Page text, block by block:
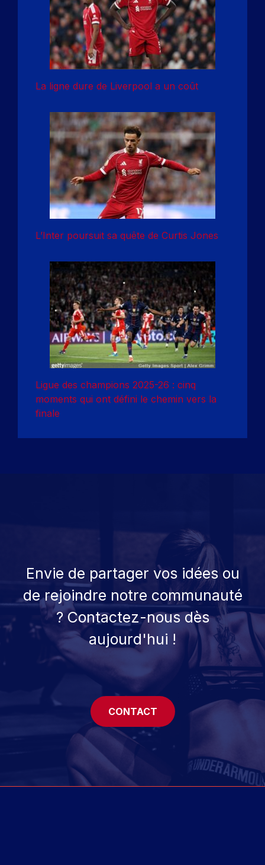
La ligne dure de Liverpool a un coût
L’Inter poursuit sa quête de Curtis Jones
Ligue des champions 2025-26 : cinq
moments qui ont défini le chemin vers la
finale
Envie de partager vos idées ou
de rejoindre notre communauté
? Contactez-nous dès
aujourd'hui !
CONTACT